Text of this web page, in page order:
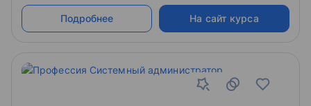
Подробнее На сайт курса